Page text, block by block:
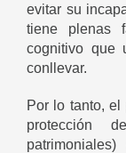
evitar su
tiene plenas
cognitivo que
conllevar.
Por lo tanto,
protección